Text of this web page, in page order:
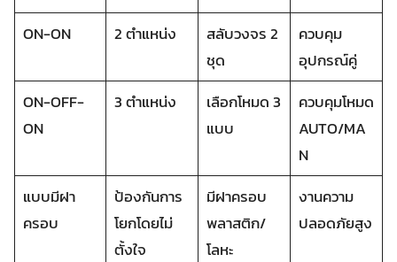
ON-ON
2 ตำแหน่ง
สลับวงจร 2
ชุด
ควบคุม
อุปกรณ์คู่
ON-OFF-
ON
3 ตำแหน่ง
เลือกโหมด 3
แบบ
ควบคุมโหมด
AUTO/MA
N
แบบมีฝา
ครอบ
ป้องกันการ
โยกโดยไม่
ตั้งใจ
มีฝาครอบ
พลาสติก/
โลหะ
งานความ
ปลอดภัยสูง